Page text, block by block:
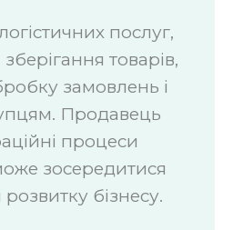
послуг,
товарів,
замовлень і
Продавець
процеси
зосередитися
бізнесу.